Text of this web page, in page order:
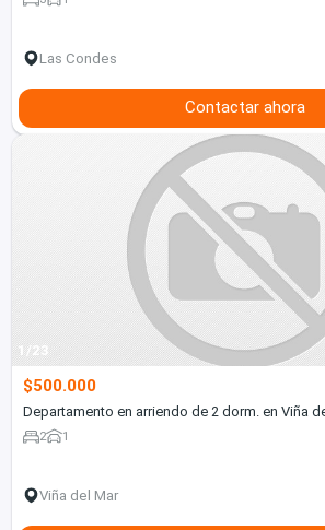
Las Condes
Contactar ahora
1/23
$500.000
Departamento en arriendo de 2 dorm. en Viña
2 1
Viña del Mar